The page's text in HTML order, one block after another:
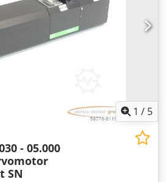
1 / 5
- 05.000
SN